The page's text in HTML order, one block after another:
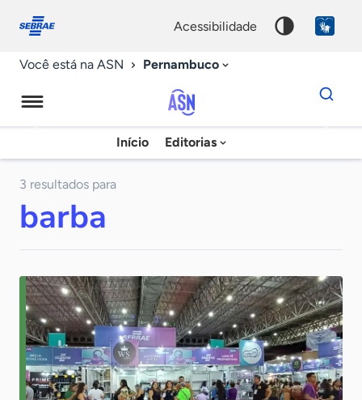
conosco
acessibilidade
Você está na ASN Pernambuco
Agência
Sebrae
Início Editorias
Dados
para
chave
3 resultados para
barba